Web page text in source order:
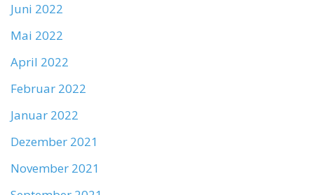
Juni 2022
Mai 2022
April 2022
Februar 2022
Januar 2022
Dezember 2021
November 2021